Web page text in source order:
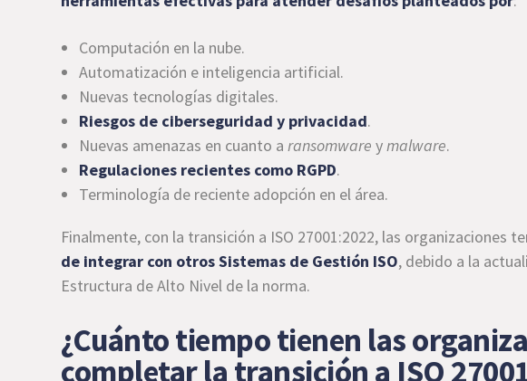
Computación en la nube.
Automatización e inteligencia artificial.
Nuevas tecnologías digitales.
Riesgos de ciberseguridad y privacidad.
Nuevas amenazas en cuanto aransomware ymalware.
Regulaciones recientes como RGPD.
Terminología de reciente adopción en el área.
Finalmente, con la transición a ISO 27001:2022, las organizaciones
de integrar con otros Sistemas de Gestión ISO, debido a la
Estructura de Alto Nivel de la norma.
¿Cuánto tiempo tienen las
completar la transición a ISO